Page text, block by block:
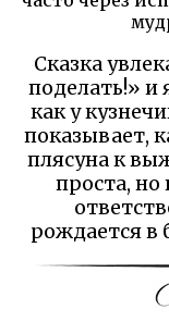
Сказка
поделать!»
как у
показывает,
плясуна к
проста, но
рождается в